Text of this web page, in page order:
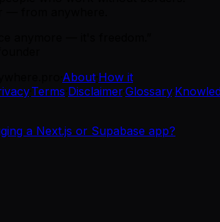
About How it
·Terms Disclaimer·Glossary·
a Next.js or Supabase app?